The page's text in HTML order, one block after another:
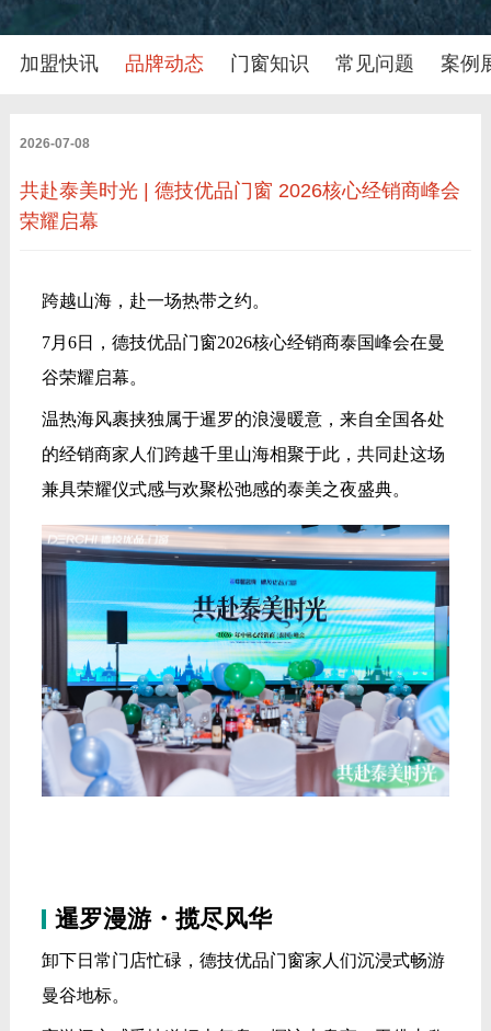
加盟快讯 品牌动态 门窗知识 常见问题 案例
2026-07-08
共赴泰美时光 | 德技优品门窗 2026核心经销商峰会
荣耀启幕
跨越山海，赴一场热带之约。
7月6日，德技优品门窗2026核心经销商泰国峰会在曼
谷荣耀启幕。
温热海风裹挟独属于暹罗的浪漫暖意，来自全国各处
的经销商家人们跨越千里山海相聚于此，共同赴这场
兼具荣耀仪式感与欢聚松弛感的泰美之夜盛典。
暹罗漫游・揽尽风华
卸下日常门店忙碌，德技优品门窗家人们沉浸式畅游
曼谷地标。